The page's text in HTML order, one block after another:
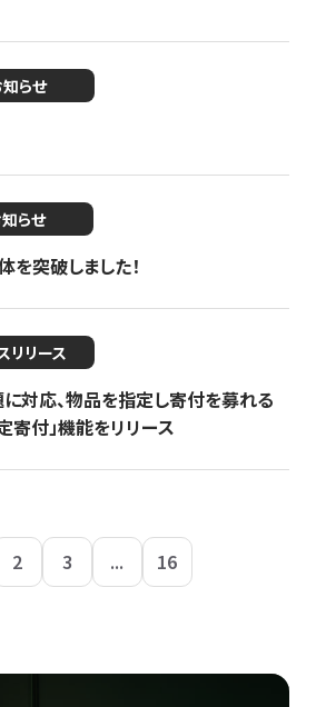
らせ
らせ
突破しました！
リリース
対応、物品を指定し寄付を募れる
寄付」機能をリリース
2 3 ... 16